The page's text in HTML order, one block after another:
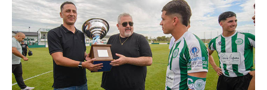
Secretaría general
Secretaría general adjunta
Secretaría de actas
Secretaría administrativa